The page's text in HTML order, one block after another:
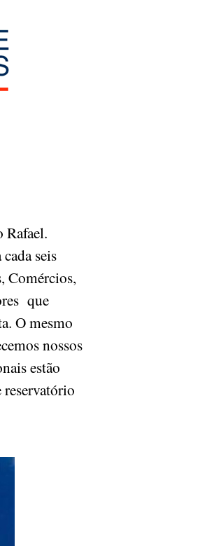
Rafael.
seis
Comércios,
que
O mesmo
nossos
estão
reservatório